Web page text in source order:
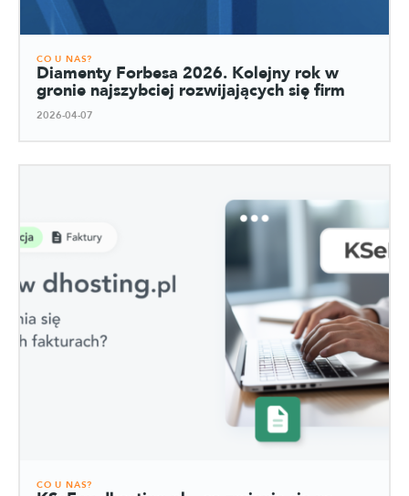
CO U NAS?
Diamenty Forbesa 2026. Kolejny rok w
gronie najszybciej rozwijających się firm
2026-04-07
CO U NAS?